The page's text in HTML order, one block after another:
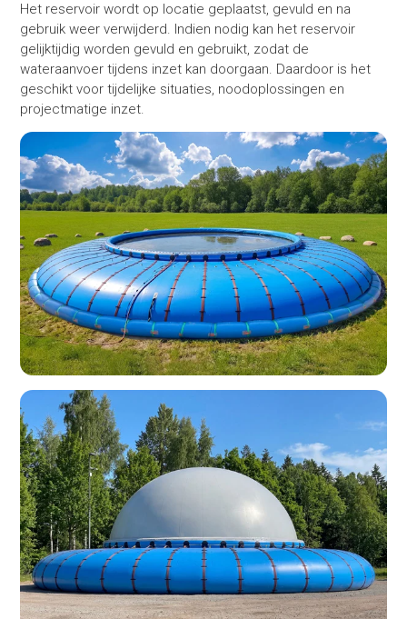
Het reservoir wordt op locatie geplaatst, gevuld en na
gebruik weer verwijderd. Indien nodig kan het reservoir
gelijktijdig worden gevuld en gebruikt, zodat de
wateraanvoer tijdens inzet kan doorgaan. Daardoor is het
geschikt voor tijdelijke situaties, noodoplossingen en
projectmatige inzet.